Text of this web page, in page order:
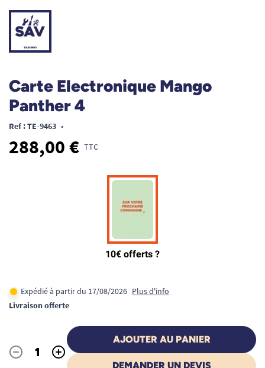
Carte Electronique Mango
Panther 4
Ref : TE-9463 •
288,00 € TTC
Expédié à partir du 17/08/2026 Plus d'info
Livraison offerte
Quantité
- +
AJOUTER AU PANIER
DEMANDER UN DEVIS